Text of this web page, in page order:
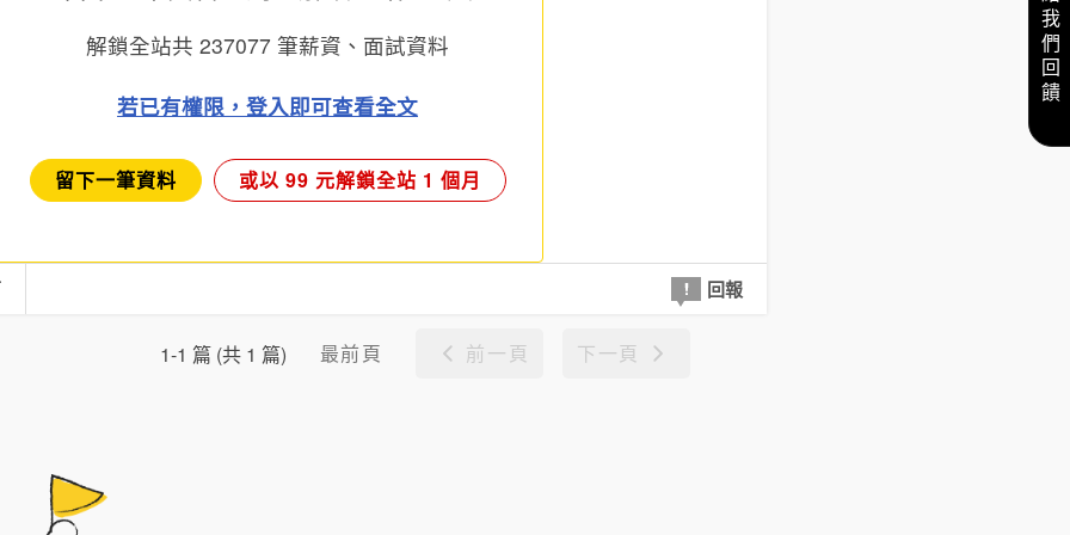
解鎖全站共 237077 筆薪資、面試資料
若已有權限，登入即可查看全文
留下一筆資料 或以 99 元解鎖全站 1 個月
回報
1-1 篇 (共 1 篇) 最前頁 前一頁 下一頁
給我們回饋